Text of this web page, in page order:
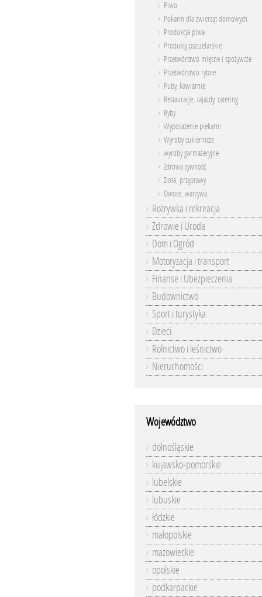
Piwo
Pokarm dla zwierząt domowych
Produkcja piwa
Produkty pszczelarskie
Przetwórstwo mięsne i spożywcze
Przetwórstwo rybne
Puby, kawiarnie
Restauracje, zajazdy, catering
Ryby
Wyposażenie piekarni
Wyroby cukiernicze
wyroby garmażeryjne
Zdrowa żywność
Zioła, przyprawy
Owoce, warzywa
Rozrywka i rekreacja
Zdrowie i Uroda
Dom i Ogród
Motoryzacja i transport
Finanse i Ubezpieczenia
Budownictwo
Sport i turystyka
Dzieci
Rolnictwo i leśnictwo
Nieruchomości
Województwo
dolnośląskie
kujawsko-pomorskie
lubelskie
lubuskie
łódzkie
małopolskie
mazowieckie
opolskie
podkarpackie